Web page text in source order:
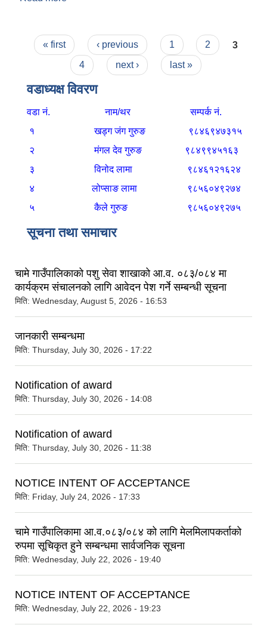
Pages
« first ‹ previous 1 2
3
4
next › last »
वडाध्यक्ष विवरण
वडा नं. नाम/थर सम्पर्क नं.
१खड्ग जंग गुरुङ ९८४६९४७३१५
२मंगल देव गुरुङ ९८४९९४५१६३
३
विनोद लामा ९८४६१२१६२४
४
लोप्साङ लामा
९८५६०४९२७४
५कैले गुरुङ ९८५६०४९२७५
सूचना तथा समाचार
चामे गाउँपालिकाको पशु सेवा शाखाको आ.व. ०८३/०८४ मा
कार्यक्रम संचालनको लागि आवेदन पेश गर्ने सम्बन्धी सूचना
मिति: Wednesday, August 5, 2026 - 16:53
जानकारी सम्बन्धमा
मिति: Thursday, July 30, 2026 - 17:22
Notification of award
मिति: Thursday, July 30, 2026 - 14:08
Notification of award
मिति: Thursday, July 30, 2026 - 11:38
NOTICE INTENT OF ACCEPTANCE
मिति: Friday, July 24, 2026 - 17:33
चामे गाउँपालिकामा आ.व.०८३/०८४ को लागि मेलमिलापकर्ताको
रुपमा सूचिकृत हुने सम्बन्धमा सार्वजनिक सूचना
मिति: Wednesday, July 22, 2026 - 19:40
NOTICE INTENT OF ACCEPTANCE
मिति: Wednesday, July 22, 2026 - 19:23